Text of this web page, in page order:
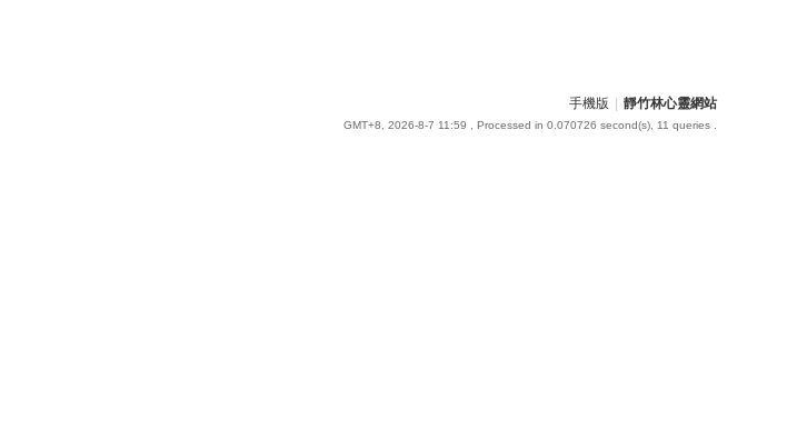
手機版 靜竹林心靈網站
GMT+8, 2026-8-7 11:59 , Processed in 0.070726 second(s), 11 queries .